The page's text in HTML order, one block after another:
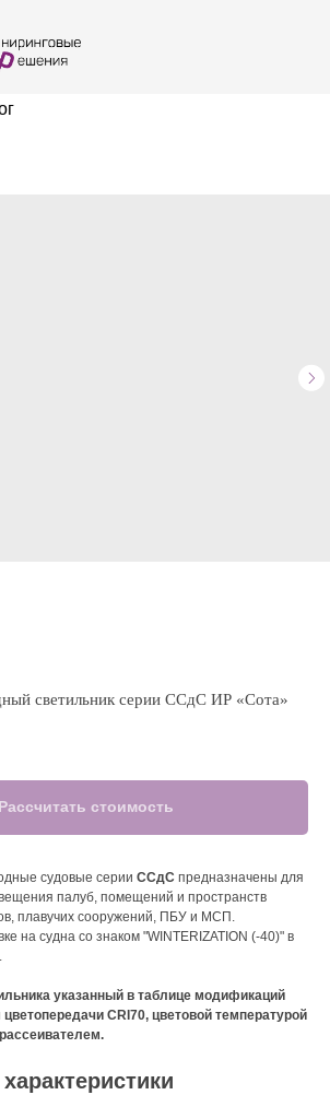
светильник серии ССдС ИР «Сота»
Рассчитать стоимость
судовые серии ССдС предназначены для
палуб, помещений и пространств
плавучих сооружений, ПБУ и МСП.
на судна со знаком "WINTERIZATION (-40)" в
указанный в таблице модификаций
CRI70, цветовой температурой